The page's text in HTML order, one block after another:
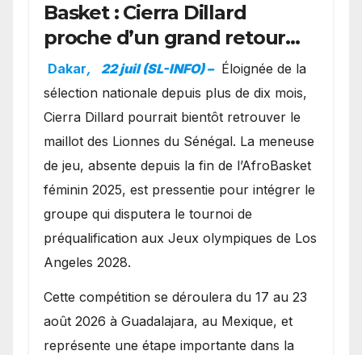
Basket : Cierra Dillard
proche d’un grand retour
avec les Lionnes ?
Dakar, 22 juil (SL-INFO) – Éloignée de la
sélection nationale depuis plus de dix mois,
Cierra Dillard pourrait bientôt retrouver le
maillot des Lionnes du Sénégal. La meneuse
de jeu, absente depuis la fin de l’AfroBasket
féminin 2025, est pressentie pour intégrer le
groupe qui disputera le tournoi de
préqualification aux Jeux olympiques de Los
Angeles 2028.
Cette compétition se déroulera du 17 au 23
août 2026 à Guadalajara, au Mexique, et
représente une étape importante dans la